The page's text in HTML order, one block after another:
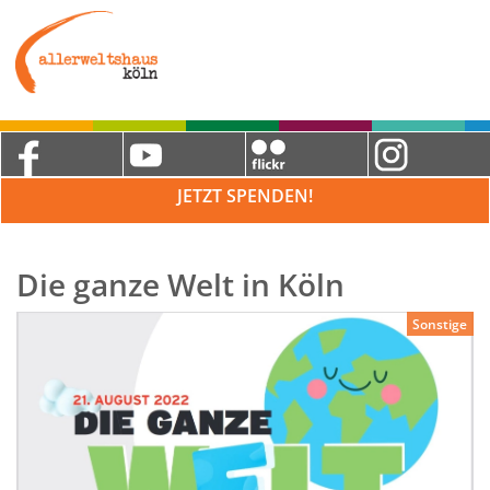
JETZT SPENDEN!
Die ganze Welt in Köln
Sonstige